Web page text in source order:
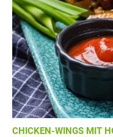
CHICKEN-WINGS MIT